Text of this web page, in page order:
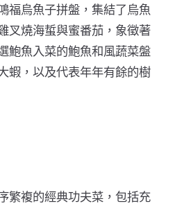
福烏魚子拼盤，集結了烏魚
叉燒海蜇與蜜番茄，象徵著
鮑魚入菜的鮑魚和風蔬菜盤
蝦，以及代表年年有餘的樹
繁複的經典功夫菜，包括充